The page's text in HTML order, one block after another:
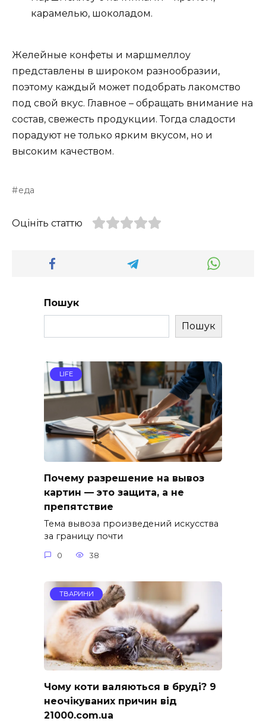
карамелью, шоколадом.
Желейные конфеты и маршмеллоу
представлены в широком разнообразии,
поэтому каждый может подобрать лакомство
под свой вкус. Главное – обращать внимание на
состав, свежесть продукции. Тогда сладости
порадуют не только ярким вкусом, но и
высоким качеством.
еда
Оцініть статтю
Пошук
Пошук
LIFE
Почему разрешение на вывоз
картин — это защита, а не
препятствие
Тема вывоза произведений искусства
за границу почти
0 38
ТВАРИНИ
Чому коти валяються в бруді? 9
неочікуваних причин від
21000.com.ua